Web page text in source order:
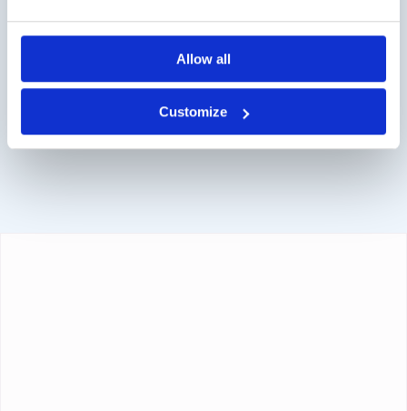
Allow all
Customize
Contact via info@medi-sense.nl of +31 (0)6 27899756
Diverse betaalmogelijkheden mogelijk zoals iDeal, credit
card en PayPal.